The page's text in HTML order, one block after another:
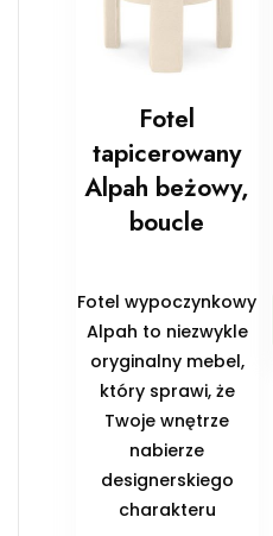
Fotel
tapicerowany
Alpah beżowy,
boucle
Fotel wypoczynkowy
Alpah to niezwykle
oryginalny mebel,
który sprawi, że
Twoje wnętrze
nabierze
designerskiego
charakteru